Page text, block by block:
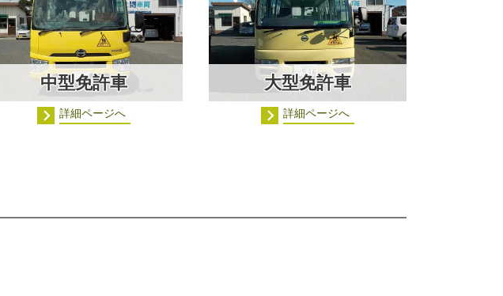
中型免許車
詳細ページへ
大型免許車
詳細ページへ